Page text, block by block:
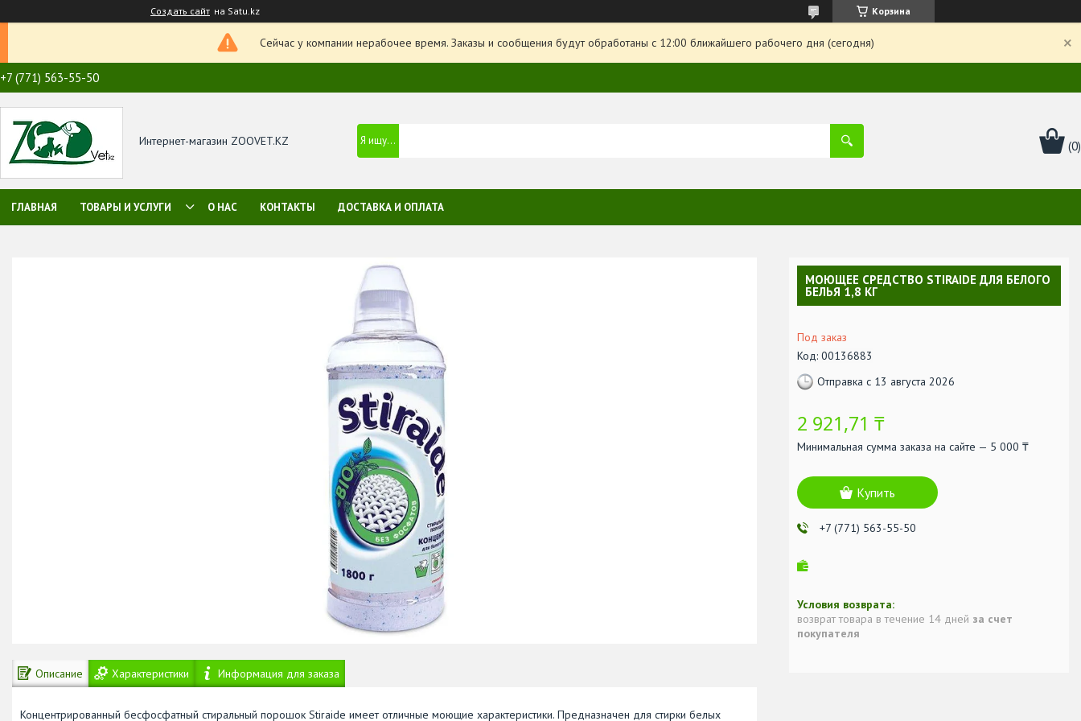
Создать сайт на Satu.kz Корзина
Сейчас у компании нерабочее время. Заказы и сообщения будут обработаны с 12:00 ближайшего рабочего дня (сегодня)
+7 (771) 563-55-50
Интернет-магазин ZOOVET.KZ
ГЛАВНАЯ ТОВАРЫ И УСЛУГИ О НАС КОНТАКТЫ ДОСТАВКА И ОПЛАТА
Описание Характеристики Информация для заказа
Концентрированный бесфосфатный стиральный порошок Stiraide имеет отличные моющие характеристики. Предназначен для стирки белых
МОЮЩЕЕ СРЕДСТВО STIRAIDE ДЛЯ БЕЛОГО
БЕЛЬЯ 1,8 КГ
Под заказ
Код: 00136883
Отправка с 13 августа 2026
2 921,71 ₸
Минимальная сумма заказа на сайте — 5 000 ₸
Купить
+7 (771) 563-55-50
возврат товара в течение 14 дней за счет
покупателя